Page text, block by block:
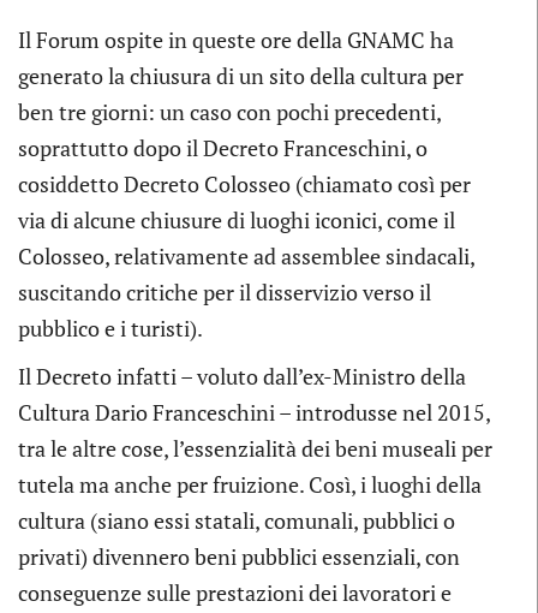
Il Forum ospite in queste ore della GNAMC ha
generato la chiusura di un sito della cultura per
ben tre giorni: un caso con pochi precedenti,
soprattutto dopo il Decreto Franceschini, o
cosiddetto Decreto Colosseo (chiamato così per
via di alcune chiusure di luoghi iconici, come il
Colosseo, relativamente ad assemblee sindacali,
suscitando critiche per il disservizio verso il
pubblico e i turisti).
Il Decreto infatti – voluto dall’ex-Ministro della
Cultura Dario Franceschini – introdusse nel 2015,
tra le altre cose, l’essenzialità dei beni museali per
tutela ma anche per fruizione. Così, i luoghi della
cultura (siano essi statali, comunali, pubblici o
privati) divennero beni pubblici essenziali, con
conseguenze sulle prestazioni dei lavoratori e